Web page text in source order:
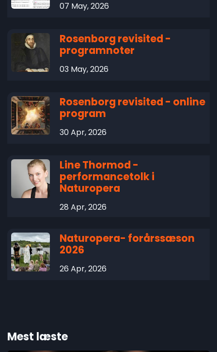
07 May, 2026
Rosenborg revisited -
programnoter
03 May, 2026
Rosenborg revisited - online
program
30 Apr, 2026
Line Thormod -
performancetolk i
Naturopera
28 Apr, 2026
Naturopera- forårssæson
2026
26 Apr, 2026
Mest læste